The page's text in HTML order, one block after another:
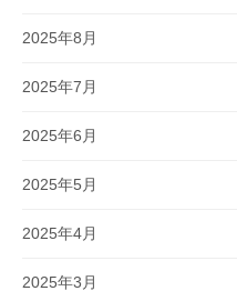
2025年8月
2025年7月
2025年6月
2025年5月
2025年4月
2025年3月